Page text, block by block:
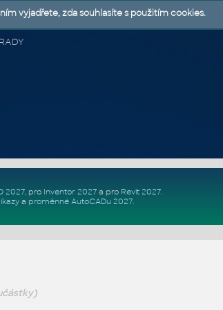
2027, pro Inventor 2027a pro Revit 2027.
a proměnné AutoCADu 2027.
vyjadřete, zda souhlasíte s použitím cookies.